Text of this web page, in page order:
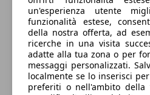
un'esperienza utente
funzionalità estese,
della nostra offerta, ad
ricerche in una visita
adatte alla tua zona o per
messaggi personalizzati.
localmente se lo inserisci
preferiti o nell'ambito della